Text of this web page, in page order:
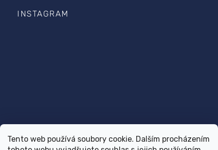
Tento web používá soubory cookie. Dalším procházením
INSTAGRAM